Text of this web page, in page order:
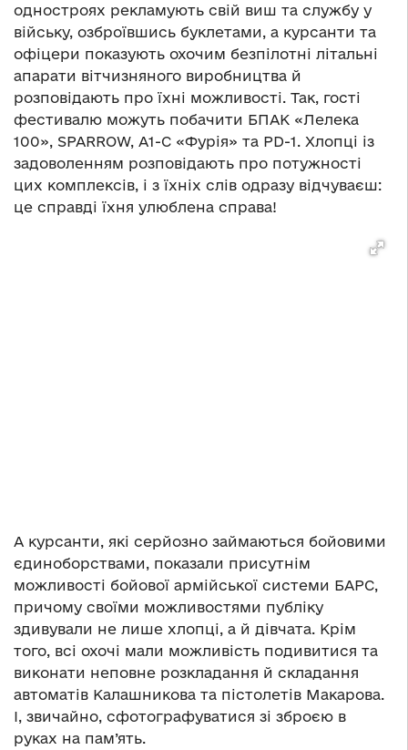
одностроях рекламують свій виш та службу у
війську, озброївшись буклетами, а курсанти та
офіцери показують охочим безпілотні літальні
апарати вітчизняного виробництва й
розповідають про їхні можливості. Так, гості
фестивалю можуть побачити БПАК «Лелека
100», SPARROW, А1-С «Фурія» та PD-1. Хлопці із
задоволенням розповідають про потужності
цих комплексів, і з їхніх слів одразу відчуваєш:
це справді їхня улюблена справа!
А курсанти, які серйозно займаються бойовими
єдиноборствами, показали присутнім
можливості бойової армійської системи БАРС,
причому своїми можливостями публіку
здивували не лише хлопці, а й дівчата. Крім
того, всі охочі мали можливість подивитися та
виконати неповне розкладання й складання
автоматів Калашникова та пістолетів Макарова.
І, звичайно, сфотографуватися зі зброєю в
руках на пам’ять.